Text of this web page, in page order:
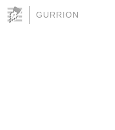
GURRION